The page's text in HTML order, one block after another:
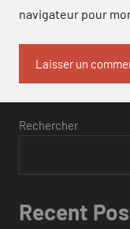
navigateur pour
Rechercher
Recent